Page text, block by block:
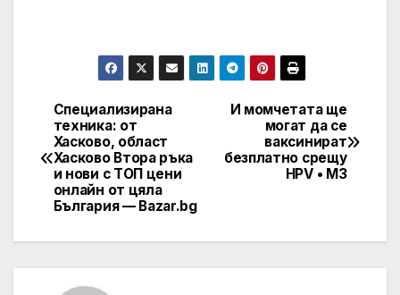
Post
navigation
И момчетата ще
могат да се
ваксинират
безплатно срещу
HPV • МЗ
Специализирана
техника: от
Хасково, област
Хасково Втора ръка
и нови с ТОП цени
онлайн от цяла
България — Bazar.bg